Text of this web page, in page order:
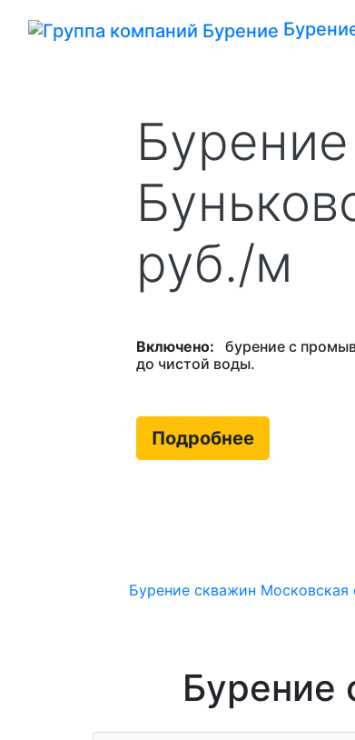
руб./м
Включено: бурение с
до чистой воды.
Подробнее
Бурение скважин Московская
Бурение